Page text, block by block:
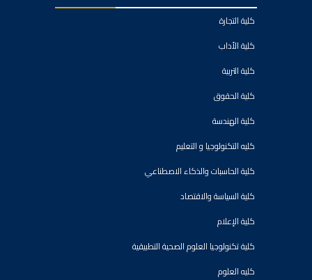
كلية التجارة
كلية الأداب
كلية التربية
كلية الحقوق
كلية الهندسة
كليه التكنولوجيا و التعليم
كلية الحاسبات والذكاء الاصطناعي
كلية السياسة والاقتصاد
كلية الإعلام
كلية تكنولوجيا العلوم الصحية التطبيقية
كليه العلوم